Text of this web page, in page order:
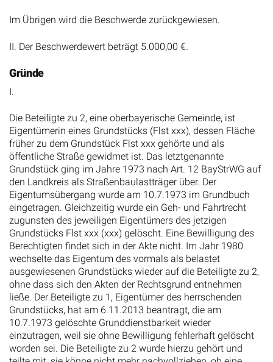
Im Übrigen wird die Beschwerde zurückgewiesen.
II. Der Beschwerdewert beträgt 5.000,00 €.
Gründe
I.
Die Beteiligte zu 2, eine oberbayerische Gemeinde, ist
Eigentümerin eines Grundstücks (Flst xxx), dessen Fläche
früher zu dem Grundstück Flst xxx gehörte und als
öffentliche Straße gewidmet ist. Das letztgenannte
Grundstück ging im Jahre 1973 nach Art. 12 BayStrWG auf
den Landkreis als Straßenbaulastträger über. Der
Eigentumsübergang wurde am 10.7.1973 im Grundbuch
eingetragen. Gleichzeitig wurde ein Geh- und Fahrtrecht
zugunsten des jeweiligen Eigentümers des jetzigen
Grundstücks Flst xxx (xxx) gelöscht. Eine Bewilligung des
Berechtigten findet sich in der Akte nicht. Im Jahr 1980
wechselte das Eigentum des vormals als belastet
ausgewiesenen Grundstücks wieder auf die Beteiligte zu 2,
ohne dass sich den Akten der Rechtsgrund entnehmen
ließe. Der Beteiligte zu 1, Eigentümer des herrschenden
Grundstücks, hat am 6.11.2013 beantragt, die am
10.7.1973 gelöschte Grunddienstbarkeit wieder
einzutragen, weil sie ohne Bewilligung fehlerhaft gelöscht
worden sei. Die Beteiligte zu 2 wurde hierzu gehört und